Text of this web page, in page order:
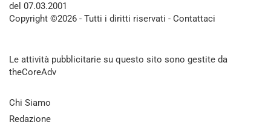
del 07.03.2001
Copyright ©2026 - Tutti i diritti riservati - Contattaci
Le attività pubblicitarie su questo sito sono gestite da
theCoreAdv
Chi Siamo
Redazione